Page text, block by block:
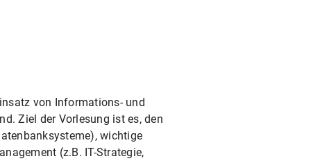
von Informations- und
Ziel der Vorlesung ist es, den
wichtige
(z.B. IT-Strategie,